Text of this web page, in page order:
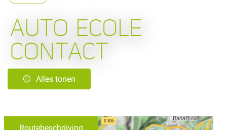
AUTO ECOLE
CONTACT
Alles tonen
Routebeschrijving